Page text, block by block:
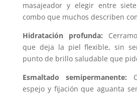
masajeador y elegir entre
combo que muchos describen
Hidratación profunda:
que deja la piel flexible, sin
punto de brillo saludable que
Esmaltado semipermanente:
espejo y fijación que aguanta